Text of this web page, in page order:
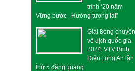
trình “20 năm
Vững bước - Hướng tương lai”
Giải Bóng chuyền
vô địch quốc gia
2024: VTV Bình
Điền Long An lần
thứ 5 đăng quang